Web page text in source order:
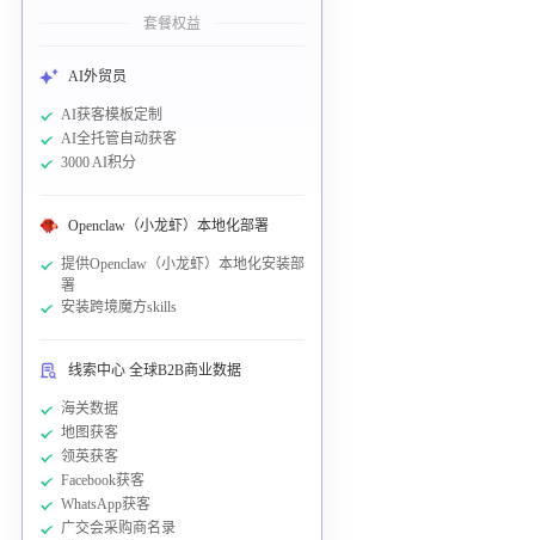
套餐权益
AI外贸员
AI获客模板定制
AI全托管自动获客
3000 AI积分
Openclaw（小龙虾）本地化部署
提供Openclaw（小龙虾）本地化安装部
署
安装跨境魔方skills
线索中心 全球B2B商业数据
海关数据
地图获客
领英获客
Facebook获客
WhatsApp获客
广交会采购商名录